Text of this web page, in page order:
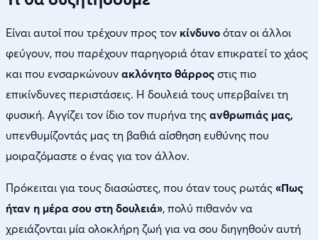
Είναι αυτοί που τρέχουν προς τον κίνδυνο όταν οι άλλοι
φεύγουν, που παρέχουν παρηγοριά όταν επικρατεί το χάος
και που ενσαρκώνουν ακλόνητο θάρρος στις πιο
επικίνδυνες περιστάσεις. Η δουλειά τους υπερβαίνει τη
φυσική. Aγγίζει τον ίδιο τον πυρήνα της ανθρωπιάς μας,
υπενθυμίζοντάς μας τη βαθιά αίσθηση ευθύνης που
μοιραζόμαστε ο ένας για τον άλλον.
Πρόκειται για τους διασώστες, που όταν τους ρωτάς «Πως
ήταν η μέρα σου στη δουλειά», πολύ πιθανόν να
χρειάζονται μία ολοκλήρη ζωή για να σου διηγηθούν αυτή